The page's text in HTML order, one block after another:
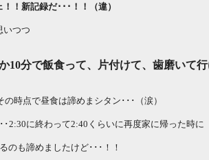
！！新記録だ･･･！！（違）
いつつ
10分で飯食って、片付けて、歯磨いて
の時点で昼食は諦めまシタン･･･（涙）
･2:30に終わって2:40くらいに再度家に帰った時に
のも諦めましたけど･･･！！